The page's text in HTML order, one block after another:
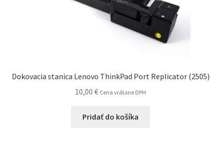
Dokovacia stanica Lenovo ThinkPad Port Replicator (2505)
10,00 € Cena vrátane DPH
Pridať do košíka